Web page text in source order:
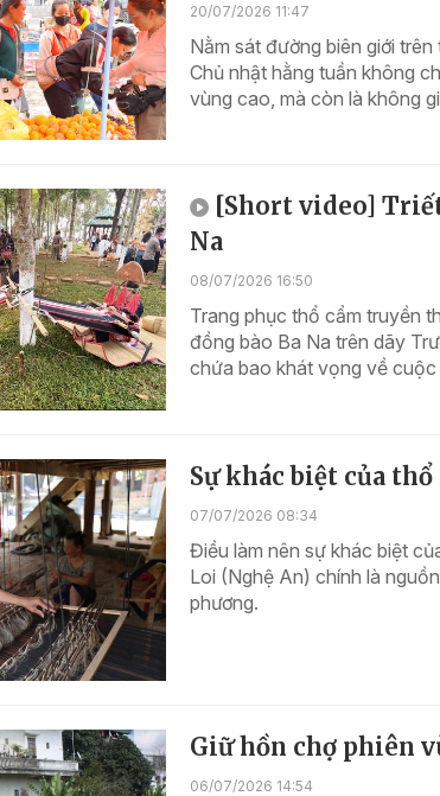
20/07/2026 11:47
Nằm sát đường biên giới
Chủ nhật hằng tuần không
vùng cao, mà còn là không
[Short video]
Na
08/07/2026 16:50
Trang phục thổ cẩm truyền
đồng bào Ba Na trên dãy
chứa bao khát vọng về cuộc
Sự khác biệt của thổ
07/07/2026 08:34
Điều làm nên sự khác biệt
Loi (Nghệ An) chính là
phương.
Giữ hồn chợ phiên
06/07/2026 14:54